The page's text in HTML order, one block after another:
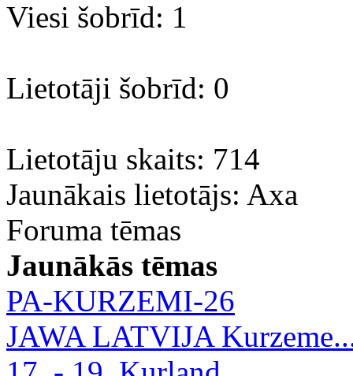
Viesi šobrīd: 1
Lietotāji šobrīd: 0
Lietotāju skaits: 714
Jaunākais lietotājs: Axa
Foruma tēmas
Jaunākās tēmas
PA-KURZEMI-26
JAWA LATVIJA